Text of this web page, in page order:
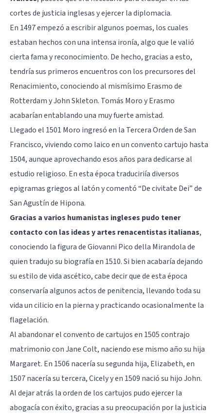
cortes de justicia inglesas y ejercer la diplomacia.
En 1497 empezó a escribir algunos poemas, los cuales
estaban hechos con una intensa ironía, algo que le valió
cierta fama y reconocimiento. De hecho, gracias a esto,
tendría sus primeros encuentros con los precursores del
Renacimiento, conociendo al mismísimo Erasmo de
Rotterdamy John Skleton. Tomás Moro y Erasmo
acabarían entablando una muy fuerte amistad.
Llegado el 1501 Moro ingresó en la Tercera Orden de San
Francisco, viviendo como laico en un convento cartujo hasta
1504, aunque aprovechando esos años para dedicarse al
estudio religioso. En esta época traduciriía diversos
epigramas griegos al latón y comentó “De civitate Dei” de
San Agustín de Hipona.
Gracias a varios humanistas ingleses pudo tener
contacto con las ideas y artes renacentistas italianas,
conociendo la figura de Giovanni Pico della Mirandola de
quien tradujo su biografía en 1510. Si bien acabaría dejando
su estilo de vida ascético, cabe decir que de esta época
conservaría algunos actos de penitencia, llevando toda su
vida un cilicio en la pierna y practicando ocasionalmente la
flagelación.
Al abandonar el convento de cartujos en 1505 contrajo
matrimonio con Jane Colt, naciendo ese mismo año su hija
Margaret. En 1506 nacería su segunda hija, Elizabeth, en
1507 nacería su tercera, Cicely y en 1509 nació su hijo John.
Al dejar atrás la orden de los cartujos pudo ejercer la
abogacía con éxito, gracias a su preocupación por la justicia